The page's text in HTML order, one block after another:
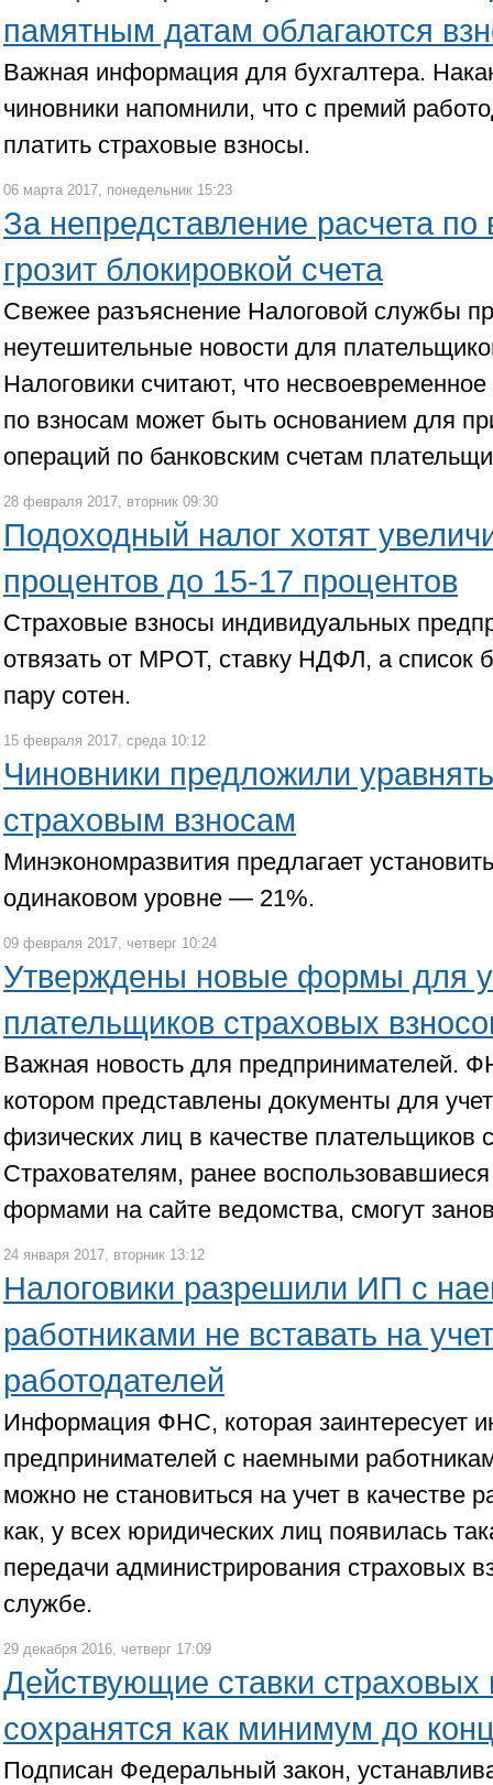
памятным датам облагаются
Важная информация для бухгалтера.
чиновники напомнили, что с премий
платить страховые взносы.
06 марта 2017, понедельник 15:23
За непредставление расчета
грозит блокировкой счета
Свежее разъяснение Налоговой службы
неутешительные новости для
Налоговики считают, что
по взносам может быть основанием для
операций по банковским счетам
28 февраля 2017, вторник 09:30
Подоходный налог хотят
процентов до 15-17 процентов
Страховые взносы индивидуальных
отвязать от МРОТ, ставку НДФЛ, а список
пару сотен.
15 февраля 2017, среда 10:12
Чиновники предложили
страховым взносам
Минэкономразвития предлагает
одинаковом уровне — 21%.
09 февраля 2017, четверг 10:24
Утверждены новые формы для
плательщиков страховых
Важная новость для предпринимателей.
котором представлены документы для
физических лиц в качестве плательщиков
Страхователям, ранее
формами на сайте ведомства, смогут
24 января 2017, вторник 13:12
Налоговики разрешили ИП с
работниками не вставать на
работодателей
Информация ФНС, которая заинтересует
предпринимателей с наемными
можно не становиться на учет в качестве
как, у всех юридических лиц появилась
передачи администрирования страховых
службе.
29 декабря 2016, четверг 17:09
Действующие ставки страховых
сохранятся как минимум до
Подписан Федеральный закон,